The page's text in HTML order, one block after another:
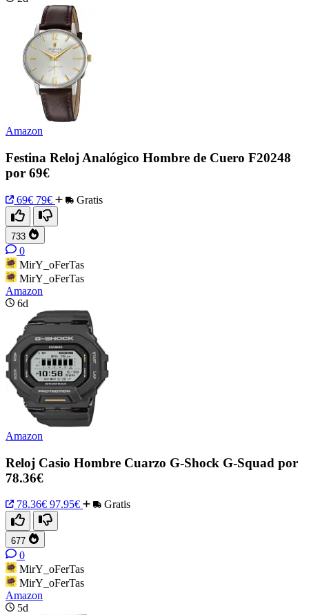
Amazon
Festina Reloj Analógico Hombre de Cuero F20248
por 69€
69€ 79€ Gratis
733
0
MirY_oFerTas
MirY_oFerTas
Amazon
6d
Amazon
Reloj Casio Hombre Cuarzo G-Shock G-Squad por
78.36€
78.36€ 97.95€ Gratis
677
0
MirY_oFerTas
MirY_oFerTas
Amazon
5d